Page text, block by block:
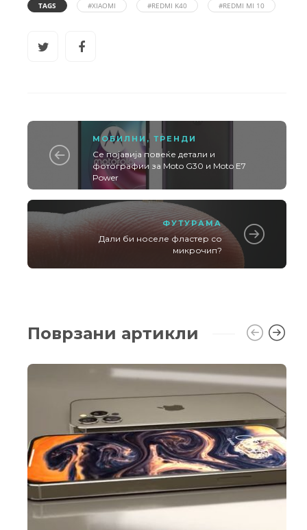
TAGS #XIAOMI #REDMI K40 #REDMI MI 10
МОБИЛНИ , ТРЕНДИ
Се појавија повеќе детали и
фотографии за Moto G30 и Moto E7
Power
ФУТУРАМА
Дали би носеле фластер со
микрочип?
Поврзани артикли